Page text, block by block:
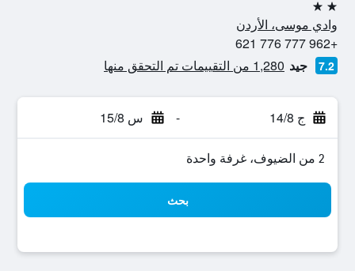
2 نجمتين
وادي موسى، الأردن
+962 777 776 621
7.2 جيد 1,280 من التقييمات تم التحقق منها
ج 14/8 - س 15/8
2 من الضيوف، غرفة واحدة
بحث